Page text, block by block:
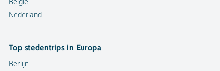
Nederland
Top stedentrips in Europa
Berlijn